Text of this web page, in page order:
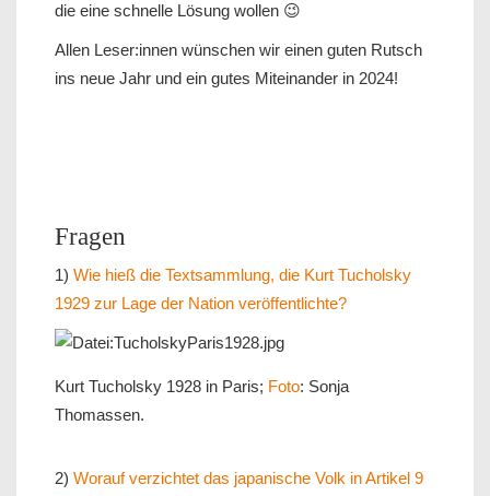
die eine schnelle Lösung wollen 😉
Allen Leser:innen wünschen wir einen guten Rutsch
ins neue Jahr und ein gutes Miteinander in 2024!
Fragen
1) Wie hieß die Textsammlung, die Kurt Tucholsky
1929 zur Lage der Nation veröffentlichte?
Kurt Tucholsky 1928 in Paris; Foto: Sonja
Thomassen.
2) Worauf verzichtet das japanische Volk in Artikel 9